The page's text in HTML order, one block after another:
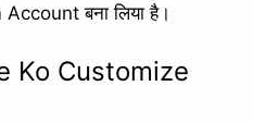
बना लिया है।
Ko Customize